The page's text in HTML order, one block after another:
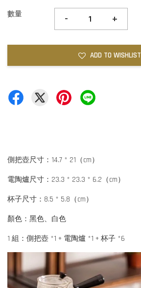
數量 - +
ADD TO WISHLIST
側把壺尺寸：14.7 * 21（cm）
電陶爐尺寸：23.3 * 23.3 * 6.2（cm）
杯子尺寸：8.5 * 5.8（cm）
顏色：黑色、白色
1 組：側把壺 *1 + 電陶爐 *1 + 杯子 *6